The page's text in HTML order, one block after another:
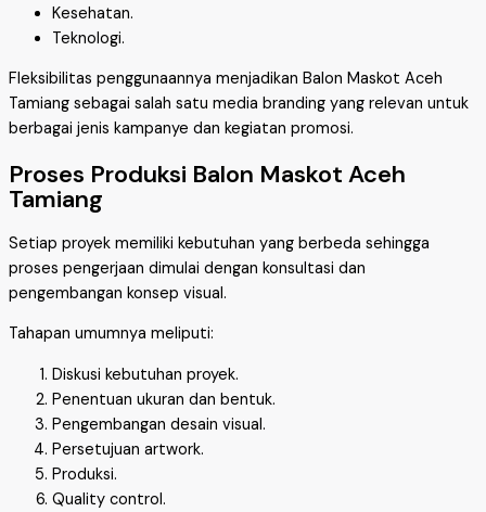
Kesehatan.
Teknologi.
Fleksibilitas penggunaannya menjadikan Balon Maskot Aceh
Tamiang sebagai salah satu media branding yang relevan untuk
berbagai jenis kampanye dan kegiatan promosi.
Proses Produksi Balon Maskot Aceh
Tamiang
Setiap proyek memiliki kebutuhan yang berbeda sehingga
proses pengerjaan dimulai dengan konsultasi dan
pengembangan konsep visual.
Tahapan umumnya meliputi:
Diskusi kebutuhan proyek.
Penentuan ukuran dan bentuk.
Pengembangan desain visual.
Persetujuan artwork.
Produksi.
Quality control.